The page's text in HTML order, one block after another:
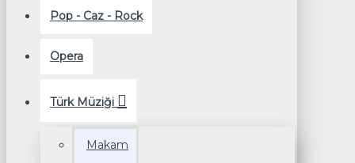
Pop - Caz - Rock
Opera
Türk Müziği
Makam